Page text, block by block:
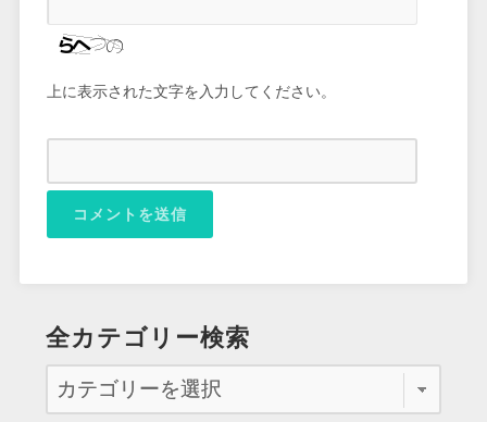
上に表示された文字を入力してください。
全カテゴリー検索